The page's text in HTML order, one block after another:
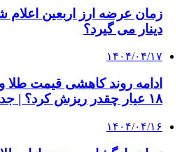
زمان عرضه ارز اربعین
دینار می گیرد؟
۱۴۰۴/۰۴/۱۷
ادامه روند کاهشی قیمت طلا
۱۸ عیار چقدر ریزش کرد؟ | جدول قیمت ها
۱۴۰۴/۰۴/۱۶